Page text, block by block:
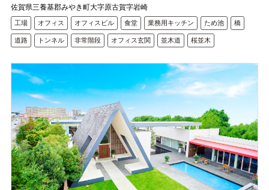
佐賀県三養基郡みやき町大字原古賀字岩崎
工場 オフィス オフィスビル 食堂 業務用キッチン ため池 橋
道路 トンネル 非常階段 オフィス玄関 並木道 桜並木